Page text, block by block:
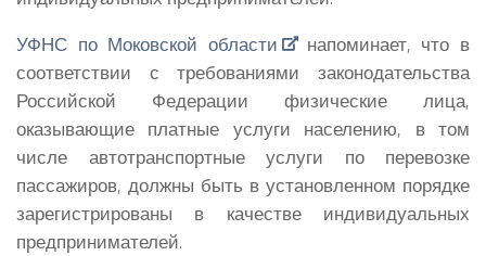
УФНС по Моковской области
напоминает, что в
соответствии с требованиями законодательства
Российской Федерации физические лица,
оказывающие платные услуги населению, в том
числе автотранспортные услуги по перевозке
пассажиров, должны быть в установленном порядке
зарегистрированы в качестве индивидуальных
предпринимателей.